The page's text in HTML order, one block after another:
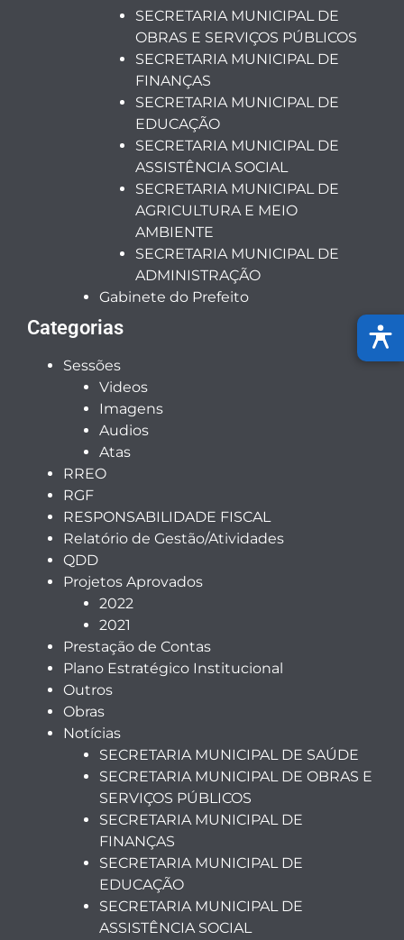
SECRETARIA MUNICIPAL DE
OBRAS E SERVIÇOS PÚBLICOS
SECRETARIA MUNICIPAL DE
FINANÇAS
SECRETARIA MUNICIPAL DE
EDUCAÇÃO
SECRETARIA MUNICIPAL DE
ASSISTÊNCIA SOCIAL
SECRETARIA MUNICIPAL DE
AGRICULTURA E MEIO
AMBIENTE
SECRETARIA MUNICIPAL DE
ADMINISTRAÇÃO
Gabinete do Prefeito
Categorias
Sessões
Videos
Imagens
Audios
Atas
RREO
RGF
RESPONSABILIDADE FISCAL
Relatório de Gestão/Atividades
QDD
Projetos Aprovados
2022
2021
Prestação de Contas
Plano Estratégico Institucional
Outros
Obras
Notícias
SECRETARIA MUNICIPAL DE SAÚDE
SECRETARIA MUNICIPAL DE OBRAS E
SERVIÇOS PÚBLICOS
SECRETARIA MUNICIPAL DE
FINANÇAS
SECRETARIA MUNICIPAL DE
EDUCAÇÃO
SECRETARIA MUNICIPAL DE
ASSISTÊNCIA SOCIAL